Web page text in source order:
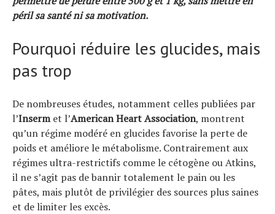
péril sa santé ni sa motivation.
Pourquoi réduire les glucides, mais
pas trop
De nombreuses études, notamment celles publiées par
l’Insermet l’American Heart Association, montrent
qu’un régime modéré en glucides favorise la perte de
poids et améliore le métabolisme. Contrairement aux
régimes ultra-restrictifs comme le cétogène ou Atkins,
il ne s’agit pas de bannir totalement le pain ou les
pâtes, mais plutôt de privilégier des sources plus saines
et de limiter les excès.
Actualités
Tests de produits
Conseils
Tendances
Tous nos articles
À propos